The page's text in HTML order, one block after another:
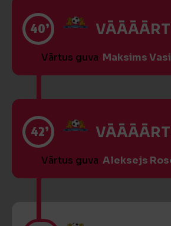
40’
Vārtus guva Maksims
42’
Vārtus guva Aleksejs